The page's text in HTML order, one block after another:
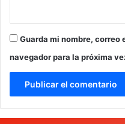
Guarda mi nombre,
navegador para la próxima